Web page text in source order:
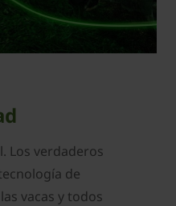
Los verdaderos
de
vacas y todos